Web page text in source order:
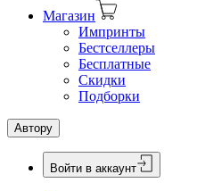
Магазин
Импринты
Бестселлеры
Бесплатные
Скидки
Подборки
Автору
Войти в аккаунт